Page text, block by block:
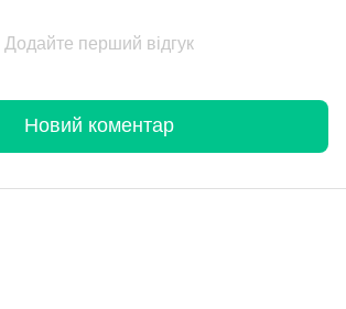
Додайте перший відгук
Новий коментар